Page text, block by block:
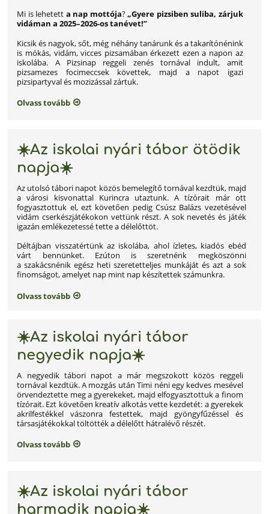
Mi is lehetett a nap mottója?„Gyere pizsiben suliba, zárjuk
vidáman a 2025–2026-os tanévet!”
Kicsik és nagyok, sőt, még néhány tanárunk és a takarítónénink
is mókás, vidám, vicces pizsamában érkezett ezen a napon az
iskolába. A Pizsinap reggeli zenés tornával indult, amit
pizsamezes focimeccsek követtek, majd a napot igazi
pizsipartyval és mozizással zártuk.
Olvass tovább
☀️Az iskolai nyári tábor ötödik
napja☀️
Az utolsó tábori napot közös bemelegítő tornával kezdtük, majd
a városi kisvonattal Kurincra utaztunk. A tízórait már ott
fogyasztottuk el, ezt követően pedig Csúsz Balázs vezetésével
vidám cserkészjátékokon vettünk részt. A sok nevetés és játék
igazán emlékezetessé tette a délelőttöt.
Déltájban visszatértünk az iskolába, ahol ízletes, kiadós ebéd
várt bennünket. Ezúton is szeretnénk megköszönni
a szakácsnénik egész heti szeretetteljes munkáját és azt a sok
finomságot, amelyet nap mint nap készítettek számunkra.
Olvass tovább
☀️Az iskolai nyári tábor
negyedik napja☀️
A negyedik tábori napot a már megszokott közös reggeli
tornával kezdtük. A mozgás után Timi néni egy kedves mesével
örvendeztette meg a gyerekeket, majd elfogyasztottuk a finom
tízórait. Ezt követően kreatív alkotás vette kezdetét: a gyerekek
akrilfestékkel vászonra festettek, majd gyöngyfűzéssel és
társasjátékokkal töltötték a délelőtt hátralévő részét.
Olvass tovább
☀️Az iskolai nyári tábor
harmadik napja☀️